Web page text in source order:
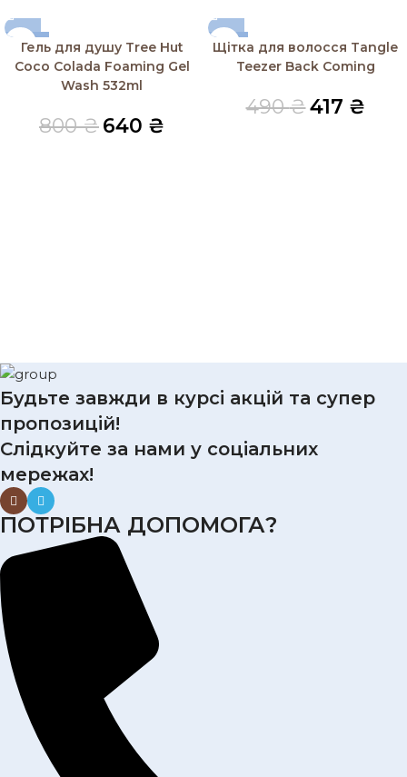
-20%
Гель для душу Tree Hut
Coco Colada Foaming Gel
Wash 532ml
800₴640 ₴
-15%
SOLD OUT
Щітка для волосся Tangle
Teezer Back Coming
490₴417 ₴
Будьте завжди в курсі акцій та супер
пропозицій!
Слідкуйте за нами у соціальних
мережах!
ПОТРІБНА ДОПОМОГА?